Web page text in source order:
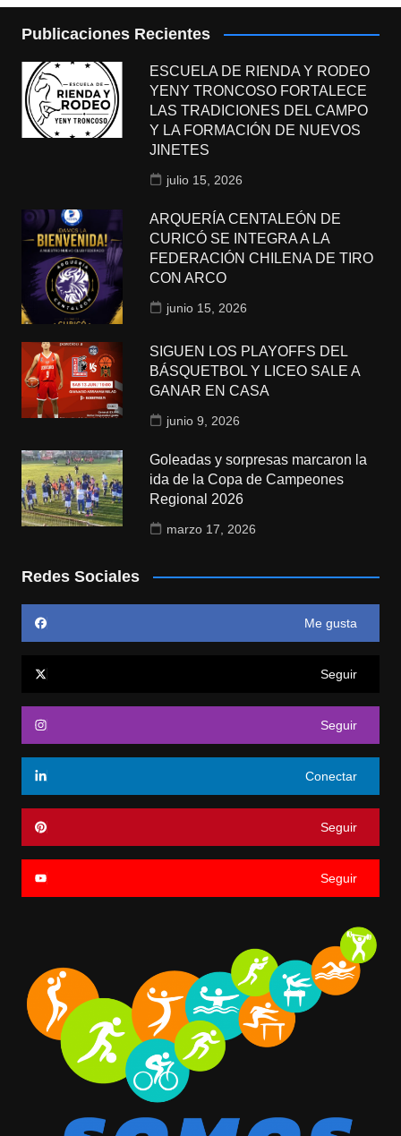
Publicaciones Recientes
ESCUELA DE RIENDA Y RODEO
YENY TRONCOSO FORTALECE
LAS TRADICIONES DEL CAMPO
Y LA FORMACIÓN DE NUEVOS
JINETES
julio 15, 2026
ARQUERÍA CENTALEÓN DE
CURICÓ SE INTEGRA A LA
FEDERACIÓN CHILENA DE TIRO
CON ARCO
junio 15, 2026
SIGUEN LOS PLAYOFFS DEL
BÁSQUETBOL Y LICEO SALE A
GANAR EN CASA
junio 9, 2026
Goleadas y sorpresas marcaron la
ida de la Copa de Campeones
Regional 2026
marzo 17, 2026
Redes Sociales
Me gusta
Seguir
Seguir
Conectar
Seguir
Seguir